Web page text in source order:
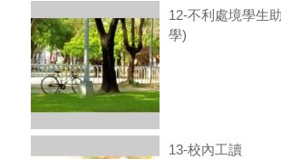
12-不利處境學生
學)
13-校內工讀